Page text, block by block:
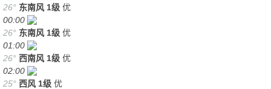
26° 东南风 1级 优
00:00
26° 东南风 1级 优
01:00
26° 西南风 1级 优
02:00
25° 西风 1级 优